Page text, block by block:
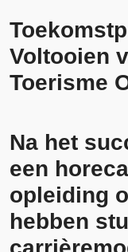
Voltooien
Toerisme
Na het
een
opleiding
hebben